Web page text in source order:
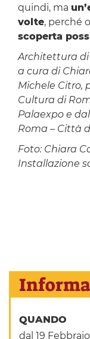
quindi, ma
volte, perché
scoperta
Architettura
a cura di
Michele Citro,
Cultura di
Palaexpo e
Roma – Città
Foto: Chiara
Installazione
QUANDO
dal 19